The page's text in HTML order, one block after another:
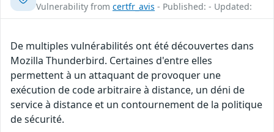
Vulnerability from certfr_avis - Published: - Updated:
De multiples vulnérabilités ont été découvertes dans
Mozilla Thunderbird. Certaines d'entre elles
permettent à un attaquant de provoquer une
exécution de code arbitraire à distance, un déni de
service à distance et un contournement de la politique
de sécurité.